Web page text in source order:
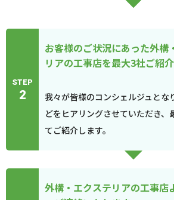
STEP
2
お客様のご状況にあった外構
リアの工事店を最大3社ご紹
我々が皆様のコンシェルジュとな
どをヒアリングさせていただき、
てご紹介します。
外構・エクステリアの工事店